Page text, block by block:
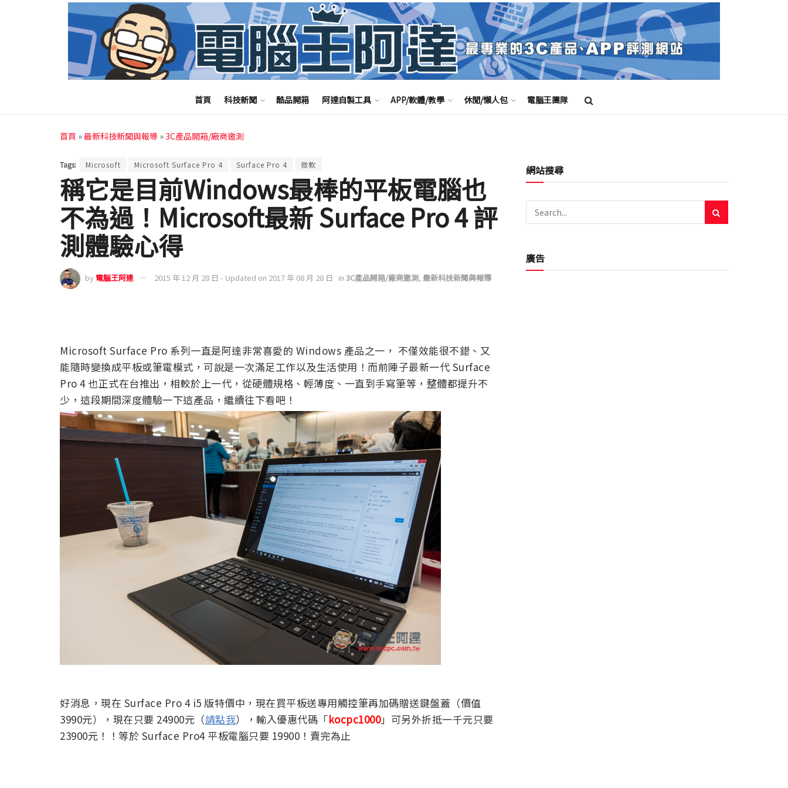
首頁 科技新聞 酷品開箱 阿達自製工具 APP/軟體/教學 休閒/懶人包 電腦王團隊
首頁 »最新科技新聞與報導 »3C產品開箱/廠商邀測
Tags: Microsoft Microsoft Surface Pro 4 Surface Pro 4 微軟
稱它是目前Windows最棒的平板電腦也
不為過！Microsoft最新 Surface Pro 4 評
測體驗心得
by 電腦王阿達 2015 年 12 月 28 日 - Updated on 2017 年 08 月 28 日 in 3C產品開箱/廠商邀測, 最新科技新聞與報導
Microsoft Surface Pro 系列一直是阿達非常喜愛的 Windows 產品之一， 不僅效能很不錯、又
能隨時變換成平板或筆電模式，可說是一次滿足工作以及生活使用！而前陣子最新一代 Surface
Pro 4 也正式在台推出，相較於上一代，從硬體規格、輕薄度、一直到手寫筆等，整體都提升不
少，這段期間深度體驗一下這產品，繼續往下看吧！
好消息，現在 Surface Pro 4 i5 版特價中，現在買平板送專用觸控筆再加碼贈送鍵盤蓋（價值
3990元），現在只要 24900元（請點我），輸入優惠代碼「kocpc1000」可另外折抵一千元只要
23900元！！等於 Surface Pro4 平板電腦只要 19900！賣完為止
網站搜尋
廣告